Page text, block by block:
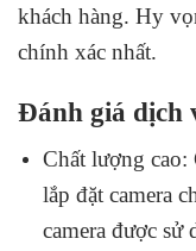
khách hàng. Hy
chính xác nhất.
Đánh giá dịch
Chất lượng cao:
lắp đặt camera
camera được sử